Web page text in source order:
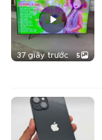
37 giây trước 5